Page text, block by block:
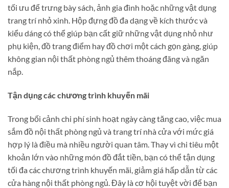
tối ưu để trưng bày sách, ảnh gia đình hoặc những vật dụng
trang trí nhỏ xinh. Hộp đựng đồ đa dạng về kích thước và
kiểu dáng có thể giúp bạn cất giữ những vật dụng nhỏ như
phụ kiện, đồ trang điểm hay đồ chơi một cách gọn gàng, giúp
không gian nội thất phòng ngủ thêm thoáng đãng và ngăn
nắp.
Tận dụng các chương trình khuyến mãi
Trong bối cảnh chi phí sinh hoạt ngày càng tăng cao, việc mua
sắm đồ nội thất phòng ngủ và trang trí nhà cửa với mức giá
hợp lý là điều mà nhiều người quan tâm. Thay vì chi tiêu một
khoản lớn vào những món đồ đắt tiền, bạn có thể tận dụng
tối đa các chương trình khuyến mãi, giảm giá hấp dẫn từ các
cửa hàng nội thất phòng ngủ. Đây là cơ hội tuyệt vời để bạn